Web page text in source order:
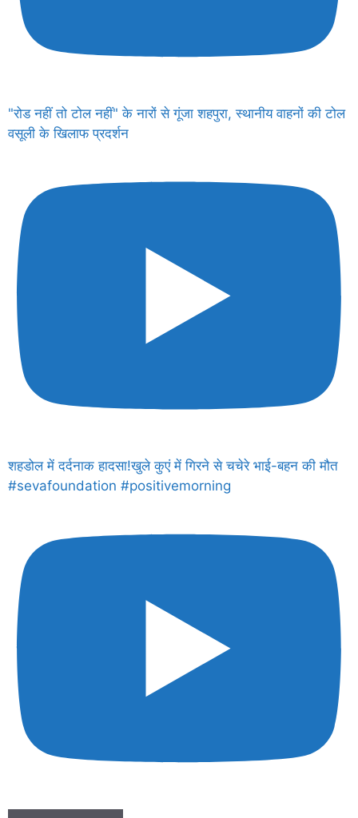
"रोड नहीं तो टोल नहीं" के नारों से गूंजा शहपुरा, स्थानीय वाहनों की टोल
वसूली के खिलाफ प्रदर्शन
शहडोल में दर्दनाक हादसा!खुले कुएं में गिरने से चचेरे भाई-बहन की मौत
#sevafoundation #positivemorning